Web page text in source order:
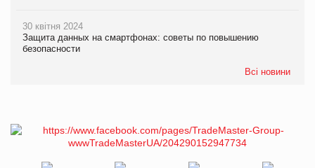
30 квітня 2024
Защита данных на смартфонах: советы по повышению
безопасности
Всі новини